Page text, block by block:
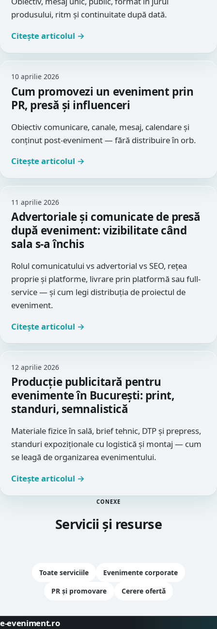
produsului, ritm și continuitate după dată.
Citește articolul →
10 aprilie 2026
Cum promovezi un eveniment prin
PR, presă și influenceri
Obiectiv comunicare, canale, mesaj, calendare și
conținut post-eveniment — fără distribuire în orb.
Citește articolul →
11 aprilie 2026
Advertoriale și comunicate de presă
după eveniment: vizibilitate când
sala s-a închis
Rolul comunicatului vs advertorial vs SEO, rețea
proprie și platforme, livrare prin platformă sau full-
service — și cum legi distribuția de proiectul de
eveniment.
Citește articolul →
12 aprilie 2026
Producție publicitară pentru
evenimente în București: print,
standuri, semnalistică
Materiale fizice în sală, brief tehnic, DTP și prepress,
standuri expoziționale cu logistică și montaj — cum
se leagă de organizarea evenimentului.
Citește articolul →
CONEXE
Servicii și resurse
Toate serviciile Evenimente corporate
PR și promovare Cerere ofertă
e-eveniment.ro